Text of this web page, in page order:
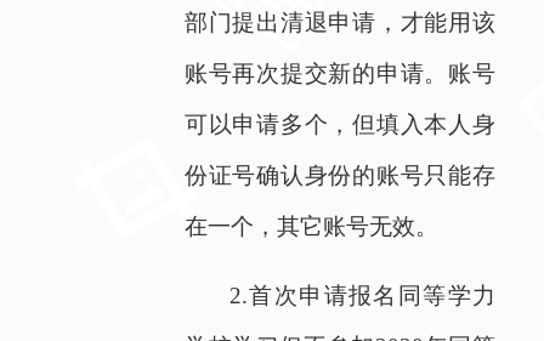
部门提出清退申请，才能用该
账号再次提交新的申请。账号
可以申请多个，但填入本人身
份证号确认身份的账号只能存
在一个，其它账号无效。
2.首次申请报名同等学力